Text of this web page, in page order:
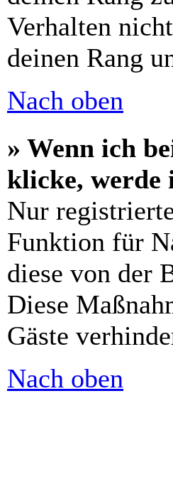
Verhalten
deinen Rang
Nach oben
» Wenn ich
klicke, werde
Nur
Funktion für
diese von der
Diese
Gäste
Nach oben